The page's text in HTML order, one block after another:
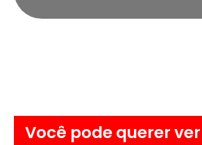
Você pode querer ver